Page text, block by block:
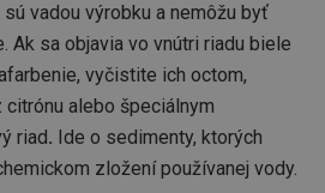
vadou výrobku a nemôžu byť
Ak sa objavia vo vnútri riadu biele
vyčistite ich octom,
alebo špeciálnym
riad. Ide o sedimenty, ktorých
zložení používanej vody.